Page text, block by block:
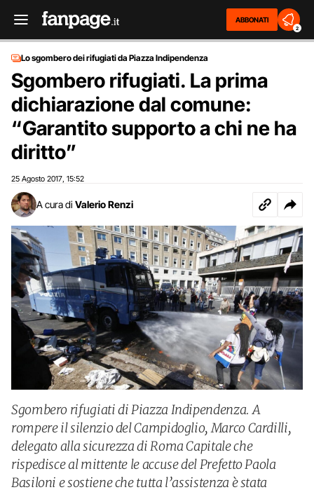
ABBONATI
2
Lo sgombero dei rifugiati da Piazza Indipendenza
Sgombero rifugiati. La prima
dichiarazione dal comune:
“Garantito supporto a chi ne ha
diritto”
25 Agosto 2017 15:52
A cura di Valerio Renzi
Sgombero rifugiati di Piazza Indipendenza. A
rompere il silenzio del Campidoglio, Marco Cardilli,
delegato alla sicurezza di Roma Capitale che
rispedisce al mittente le accuse del Prefetto Paola
Basiloni e sostiene che tutta l’assistenza è stata